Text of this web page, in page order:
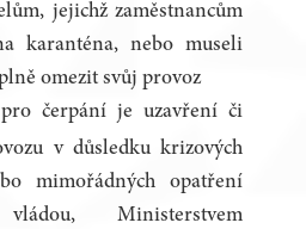
jejichž zaměstnancům
karanténa, nebo museli
omezit svůj provoz
čerpání je uzavření či
v důsledku krizových
mimořádných opatření
Ministerstvem